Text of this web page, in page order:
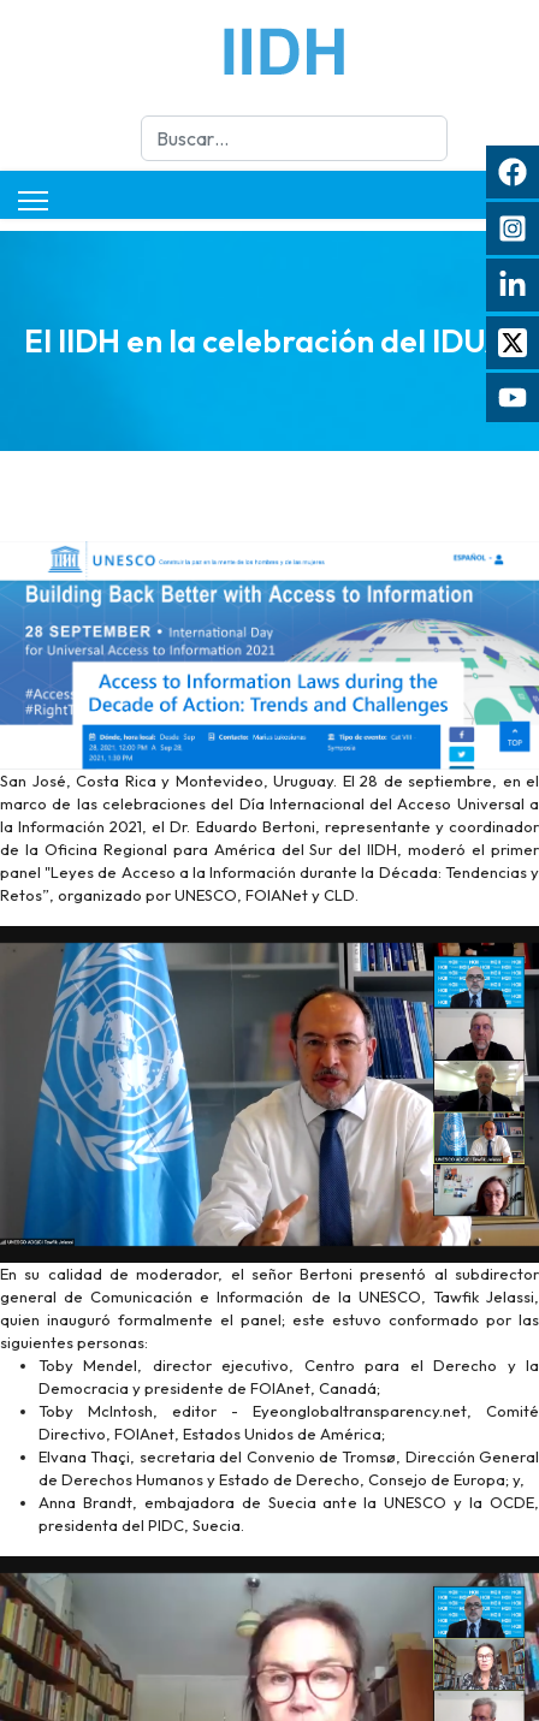
Buscar
El IIDH en la celebración del IDUAI
San José, Costa Rica y Montevideo, Uruguay. El 28 de septiembre, en el
marco de las celebraciones del Día Internacional del Acceso Universal a
la Información 2021, el Dr. Eduardo Bertoni, representante y coordinador
de la Oficina Regional para América del Sur del IIDH, moderó el primer
panel "Leyes de Acceso a la Información durante la Década: Tendencias y
Retos”, organizado por UNESCO, FOIANet y CLD.
En su calidad de moderador, el señor Bertoni presentó al subdirector
general de Comunicación e Información de la UNESCO, Tawfik Jelassi,
quien inauguró formalmente el panel; este estuvo conformado por las
siguientes personas:
Toby Mendel, director ejecutivo, Centro para el Derecho y la
Democracia y presidente de FOIAnet, Canadá;
Toby McIntosh, editor - Eyeonglobaltransparency.net, Comité
Directivo, FOIAnet, Estados Unidos de América;
Elvana Thaçi, secretaria del Convenio de Tromsø, Dirección General
de Derechos Humanos y Estado de Derecho, Consejo de Europa; y,
Anna Brandt, embajadora de Suecia ante la UNESCO y la OCDE,
presidenta del PIDC, Suecia.